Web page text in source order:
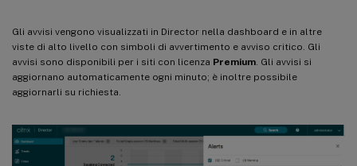
Gli avvisi vengono visualizzati in Director nella dashboard e in altre
viste di alto livello con simboli di avvertimento e avviso critico. Gli
avvisi sono disponibili per i siti con licenza Premium . Gli avvisi si
aggiornano automaticamente ogni minuto; è inoltre possibile
aggiornarli su richiesta.